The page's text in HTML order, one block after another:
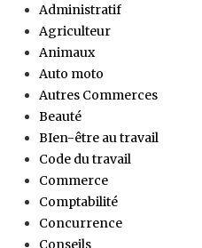
Administratif
Agriculteur
Animaux
Auto moto
Autres Commerces
Beauté
BIen-être au travail
Code du travail
Commerce
Comptabilité
Concurrence
Conseils